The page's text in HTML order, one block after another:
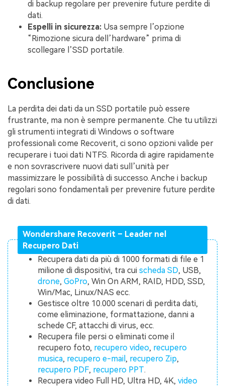
di backup regolare per prevenire future perdite di
dati.
Espelli in sicurezza: Usa sempre l’opzione
“Rimozione sicura dell’hardware” prima di
scollegare l’SSD portatile.
Conclusione
La perdita dei dati da un SSD portatile può essere
frustrante, ma non è sempre permanente. Che tu utilizzi
gli strumenti integrati di Windows o software
professionali come Recoverit, ci sono opzioni valide per
recuperare i tuoi dati NTFS. Ricorda di agire rapidamente
e non sovrascrivere nuovi dati sull’unità per
massimizzare le possibilità di successo. Anche i backup
regolari sono fondamentali per prevenire future perdite
di dati.
Wondershare Recoverit – Leader nel
Recupero Dati
Recupera dati da più di 1000 formati di file e 1
milione di dispositivi, tra cuischeda SD, USB,
drone,GoPro, Win On ARM, RAID, HDD, SSD,
Win/Mac, Linux/NAS ecc.
Gestisce oltre 10.000 scenari di perdita dati,
come eliminazione, formattazione, danni a
schede CF, attacchi di virus, ecc.
Recupera file persi o eliminati come il
recupero foto, recupero video, recupero
musica, recupero e-mail , recupero Zip,
recupero PDF, recupero PPT.
Recupera video Full HD, Ultra HD, 4K,video